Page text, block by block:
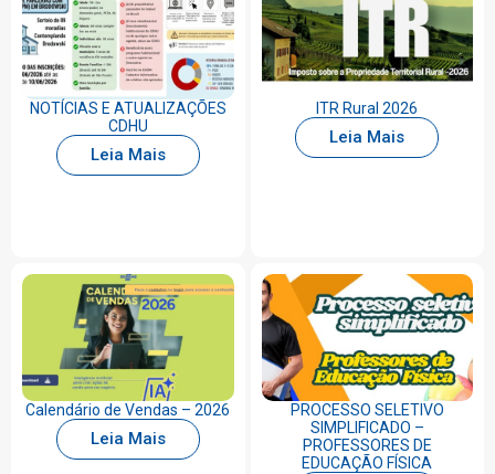
NOTÍCIAS E ATUALIZAÇÕES
CDHU
Leia Mais
ITR Rural 2026
Leia Mais
Calendário de Vendas – 2026
Leia Mais
PROCESSO SELETIVO
SIMPLIFICADO –
PROFESSORES DE
EDUCAÇÃO FÍSICA